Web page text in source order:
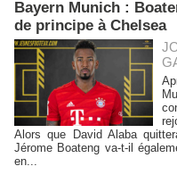
Bayern Munich :
de principe à Chelsea
Alors que David Alaba
Jérome Boateng va-t-il
en...